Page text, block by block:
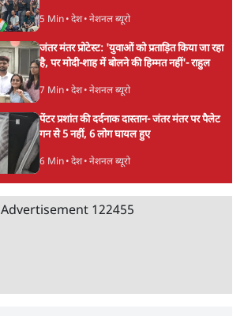
5 Min• देश• नेशनल ब्यूरो
जंतर मंतर प्रोटेस्ट: 'युवाओं को प्रताड़ित किया जा रहा
है, पर मोदी-शाह में बोलने की हिम्मत नहीं'- राहुल
7 Min• देश• नेशनल ब्यूरो
पेंटर प्रशांत की दर्दनाक दास्तान- जंतर मंतर पर पैलेट
गन से 5 नहीं, 6 लोग घायल हुए
6 Min• देश• नेशनल ब्यूरो
Advertisement 122455